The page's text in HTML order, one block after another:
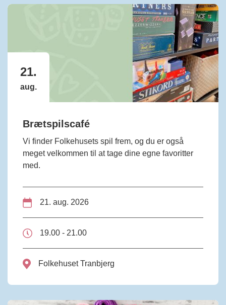
21.
aug.
Brætspilscafé
Vi finder Folkehusets spil frem, og du er også
meget velkommen til at tage dine egne favoritter
med.
21. aug. 2026
19.00 - 21.00
Folkehuset Tranbjerg